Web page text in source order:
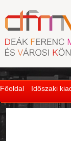
Főoldal Időszaki